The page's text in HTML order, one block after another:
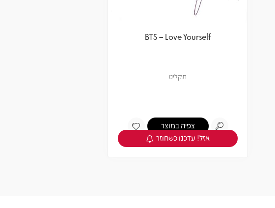
BTS – Love Yourself
תקליט
צפיה במוצר
אזל! עדכנו כשחוזר